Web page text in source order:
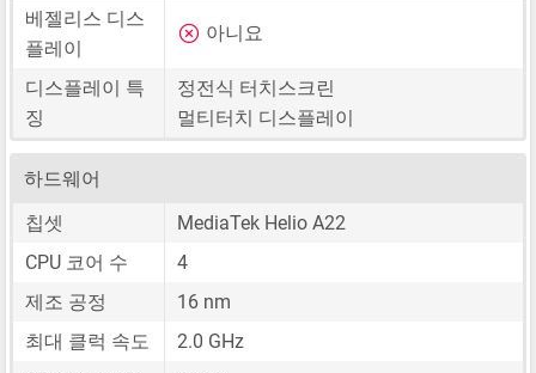
베젤리스 디스
플레이
아니요
디스플레이 특
징
정전식 터치스크린
멀티터치 디스플레이
하드웨어
칩셋
MediaTek Helio A22
CPU 코어 수
4
제조 공정
16 nm
최대 클럭 속도
2.0 GHz